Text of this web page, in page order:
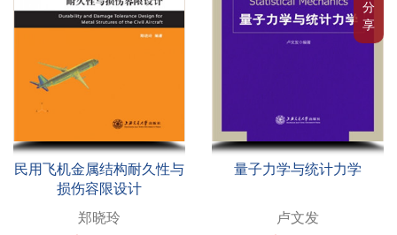
分
享
民用飞机金属结构耐久性与
损伤容限设计
郑晓玲
量子力学与统计力学
卢文发